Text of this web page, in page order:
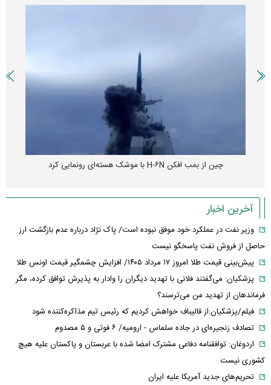
چین از بمب افکن H-۶N با موشک هسته‌ای رونمایی کرد
آخرین اخبار
وزیر نفت در عملکرد خود موفق نبوده است/ پاک نژاد درباره عدم بازگشت ارز
حاصل از فروش نفت پاسخگو نیست
پیش‌بینی قیمت طلا امروز ۱۷ مرداد ۱۴۰۵/ افزایش چشمگیر قیمت اونس طلا
پزشکیان: می‌گفتند فلانی با تهدید دیگران را وادار به پذیرش توافق کرده، مگر
فرماندهان از تهدید من می‌ترسند؟
فیلم/پزشکیان:از قالیباف خواهش کردیم که رئیس تیم مذاکره‌کننده شود
تصادف زنجیره‌ای در جاده سلماس - ارومیه/ ۶ فوتی و ۵ مصدوم
اردوغان: توافقنامه دفاعی مشترک امضا شده با عربستان و پاکستان علیه هیچ
کشوری نیست
تحریم‌های جدید آمریکا علیه ایران